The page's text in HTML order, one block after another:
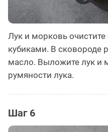
Лук и морковь
кубиками. В сковороде
масло. Выложите лук и
румяности лука.
Шаг 6